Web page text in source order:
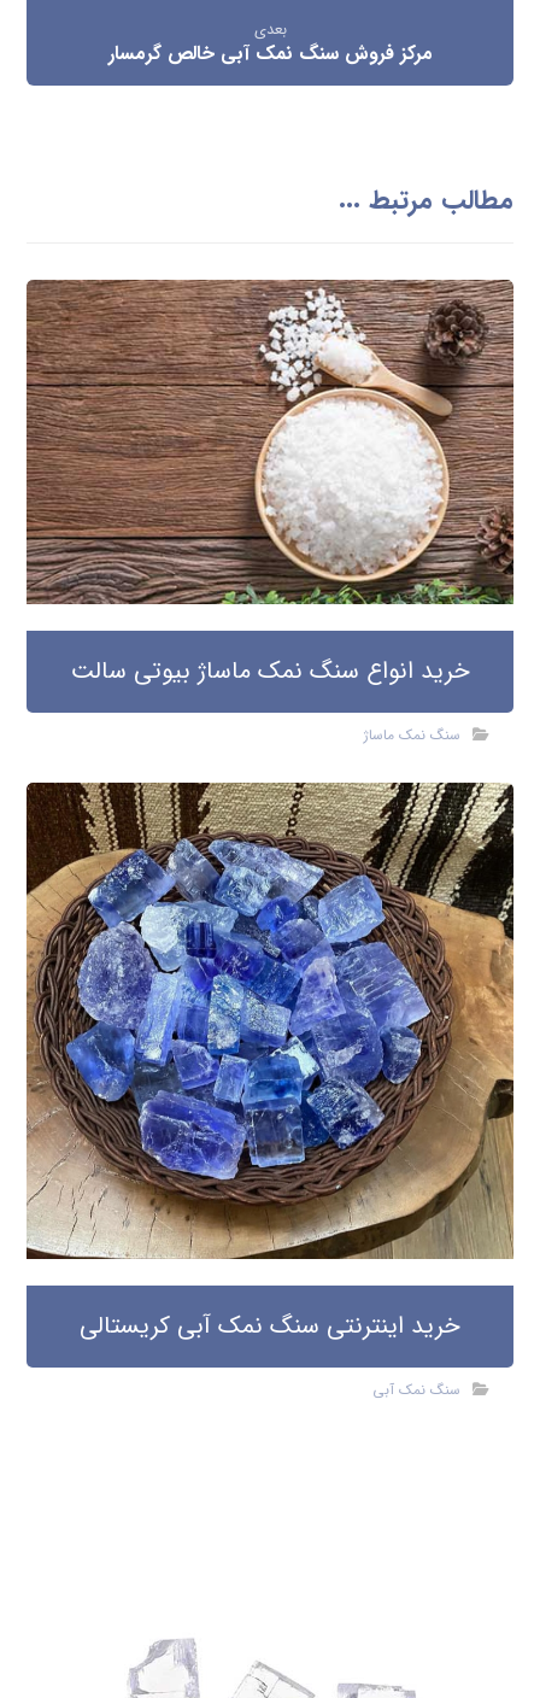
بعدی
مرکز فروش سنگ نمک آبی خالص گرمسار
مطالب مرتبط ...
خرید انواع سنگ نمک ماساژ بیوتی سالت
سنگ نمک ماساژ
خرید اینترنتی سنگ نمک آبی کریستالی
سنگ نمک آبی